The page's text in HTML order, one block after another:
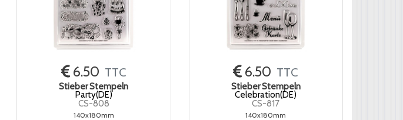
6.50 TTC
Stieber Stempeln
Party(DE)
CS-808
140x180mm
6.50 TTC
Stieber Stempeln
Celebration(DE)
CS-817
140x180mm